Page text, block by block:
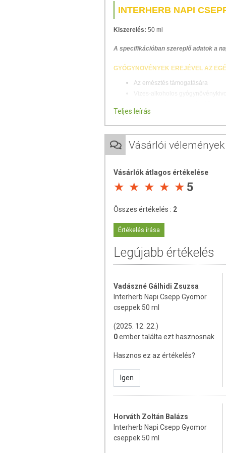
INTERHERB NAPI
Kiszerelés: 50 ml
A specifikációban szereplő adatok a
GYÓGYNÖVÉNYEK EREJÉVEL AZ
Az emésztés támogatására
Vizes-alkoholos
Alkoholtartalom: 36 V/V %
Gyermekláncfű, Borsmenta, és
készült kivonat.A Gyermekláncfű
és máj megfelelő működésének
AJÁNLOTT ADAGOLÁS
Naponta 2 alkalommal 20 cseppet 2-3
A napi adag 2 ml (2g) kivonatnak felel
Alkalmazása káros lehet alkohol
számára nem fogyasztható! A
év alatti gyermekeknek nem
ÖSSZETÉTEL
Borsmenta (Mentha piperita) levél,
Hatóanyag/napi adag:
TOVÁBBI TUDNIVALÓK
Tárolás:Fénytől védve,
minőségét nem befolyásolja. Használat
Teljes leírás
Vásárlói vélemények
Vásárlók átlagos értékelése
5
Összes értékelés : 2
Értékelés írása
Legújabb értékelés
Vadászné Gálhidi Zsuzsa
Interherb Napi Csepp Gyomor
cseppek 50 ml
(2025. 12. 22.)
0ember találta ezt hasznosnak
Hasznos ez az értékelés?
Igen
Horváth Zoltán Balázs
Interherb Napi Csepp Gyomor
cseppek 50 ml